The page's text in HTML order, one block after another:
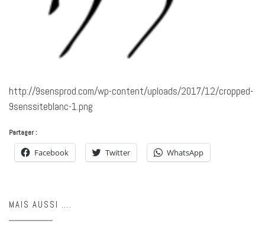
http://9sensprod.com/wp-content/uploads/2017/12/cropped-
9senssiteblanc-1.png
Partager :
Facebook Twitter WhatsApp
MAIS AUSSI ….